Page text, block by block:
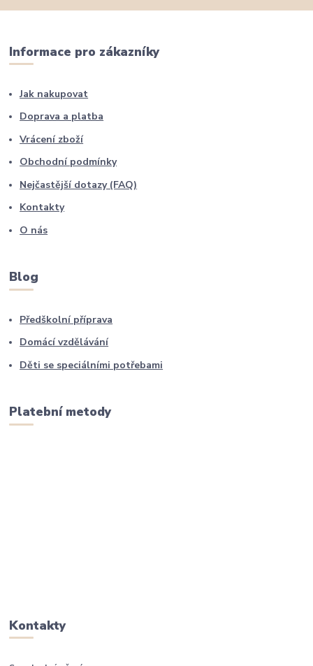
Informace pro zákazníky
Jak nakupovat
Doprava a platba
Vrácení zboží
Obchodní podmínky
Nejčastější dotazy (FAQ)
Kontakty
O nás
Blog
Předškolní příprava
Domácí vzdělávání
Děti se speciálními potřebami
Platební metody
Kontakty